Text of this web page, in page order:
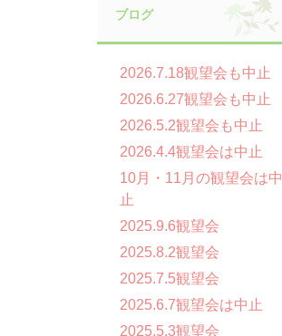
ブログ
2026.7.18観望会も中止
2026.6.27観望会も中止
2026.5.2観望会も中止
2026.4.4観望会は中止
10月・11月の観望会は中
止
2025.9.6観望会
2025.8.2観望会
2025.7.5観望会
2025.6.7観望会は中止
2025.5.3観望会